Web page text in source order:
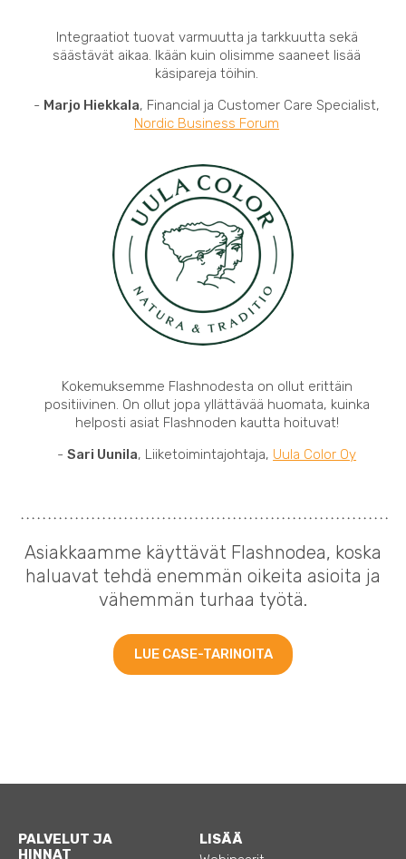
Integraatiot tuovat varmuutta ja tarkkuutta sekä
säästävät aikaa. Ikään kuin olisimme saaneet lisää
käsipareja töihin.
- Marjo Hiekkala, Financial ja Customer Care Specialist,
Nordic Business Forum
Kokemuksemme Flashnodesta on ollut erittäin
positiivinen. On ollut jopa yllättävää huomata, kuinka
helposti asiat Flashnoden kautta hoituvat!
-Sari Uunila, Liiketoimintajohtaja, Uula Color Oy
Asiakkaamme käyttävät Flashnodea, koska
haluavat tehdä enemmän oikeita asioita ja
vähemmän turhaa työtä.
LUE CASE-TARINOITA
PALVELUT JA
HINNAT
LISÄÄ